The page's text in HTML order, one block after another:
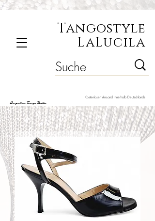
Tangostyle
LaLucila
Kostenloser Versand innerhalb Deutschlands
Argentine Tango Radio